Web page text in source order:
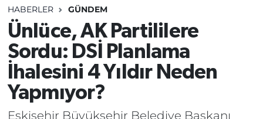
HABERLER GÜNDEM
Ünlüce, AK Partililere
Sordu: DSİ Planlama
İhalesini 4 Yıldır Neden
Yapmıyor?
Eskişehir Büyükşehir Belediye Başkanı